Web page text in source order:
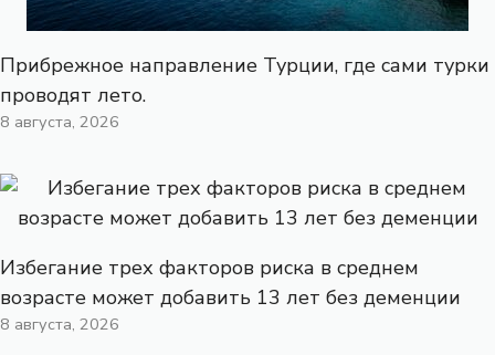
Прибрежное направление Турции, где сами турки
проводят лето.
8 августа, 2026
Избегание трех факторов риска в среднем
возрасте может добавить 13 лет без деменции
8 августа, 2026